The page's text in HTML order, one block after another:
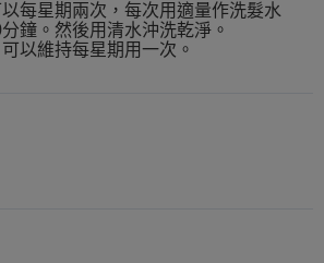
每星期兩次，每次用適量作洗髮水
鐘。然後用清水沖洗乾淨。
以維持每星期用一次。